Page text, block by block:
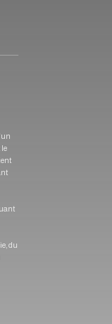
le
du